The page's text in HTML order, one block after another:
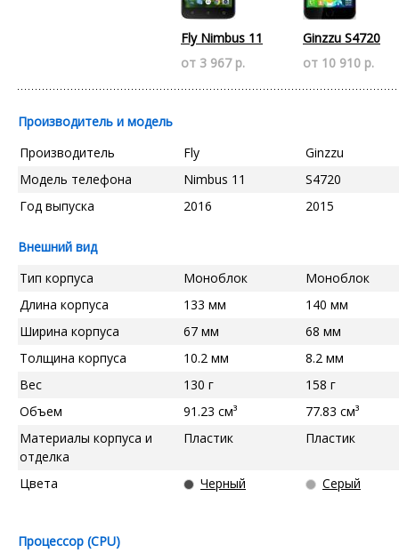
Fly Nimbus 11
от 3 967 р.
Ginzzu S4720
от 10 910 р.
Производитель и модель
Производитель
Fly
Ginzzu
Модель телефона
Nimbus 11
S4720
Год выпуска
2016 2015
Внешний вид
Тип корпуса
Моноблок
Моноблок
Длина корпуса
133 мм
140 мм
Ширина корпуса
67 мм
68 мм
Толщина корпуса
10.2 мм
8.2 мм
Вес
130 г
158 г
Объем
91.23 см³
77.83 см³
Материалы корпуса и
отделка
Пластик Пластик
Цвета Черный Серый
Процессор (CPU)